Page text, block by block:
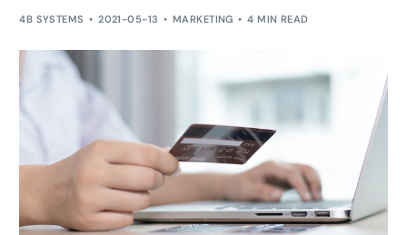
4B SYSTEMS 2021-05-13 MARKETING 4 MIN READ